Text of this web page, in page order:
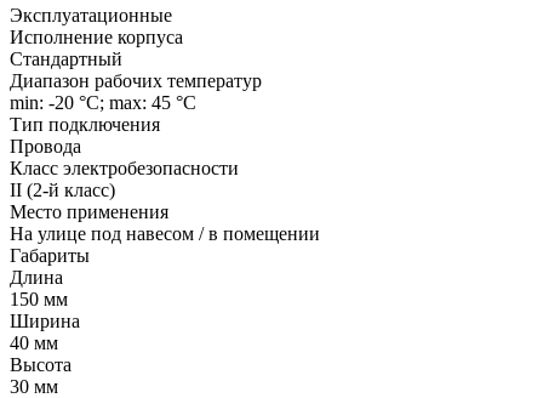
Эксплуатационные
Исполнение корпуса
Стандартный
Диапазон рабочих температур
min: -20 °C; max: 45 °C
Тип подключения
Провода
Класс электробезопасности
II (2-й класс)
Место применения
На улице под навесом / в помещении
Габариты
Длина
150 мм
Ширина
40 мм
Высота
30 мм